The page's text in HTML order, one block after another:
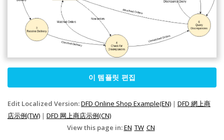
이 템플릿 편집
Edit Localized Version:DFD Online Shop Example(EN) | DFD 網上商
店示例(TW) | DFD 网上商店示例(CN)
View this page in:EN TW CN